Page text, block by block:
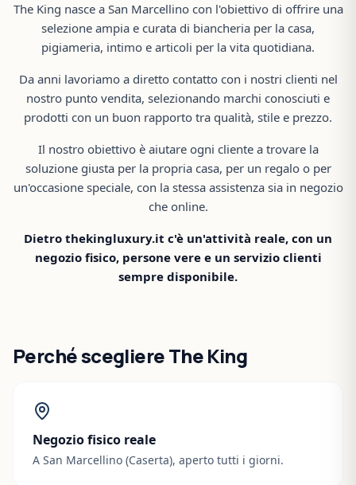
The King nasce a San Marcellino con l'obiettivo di offrire una
selezione ampia e curata di biancheria per la casa,
pigiameria, intimo e articoli per la vita quotidiana.
Da anni lavoriamo a diretto contatto con i nostri clienti nel
nostro punto vendita, selezionando marchi conosciuti e
prodotti con un buon rapporto tra qualità, stile e prezzo.
Il nostro obiettivo è aiutare ogni cliente a trovare la
soluzione giusta per la propria casa, per un regalo o per
un'occasione speciale, con la stessa assistenza sia in negozio
che online.
Dietro thekingluxury.it c'è un'attività reale, con un
negozio fisico, persone vere e un servizio clienti
sempre disponibile.
Perché scegliere The King
Negozio fisico reale
A San Marcellino (Caserta), aperto tutti i giorni.